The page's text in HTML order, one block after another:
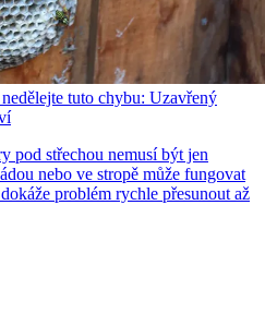
tuto chybu: Uzavřený
pod střechou nemusí být jen
nebo ve stropě může fungovat
problém rychle přesunout až